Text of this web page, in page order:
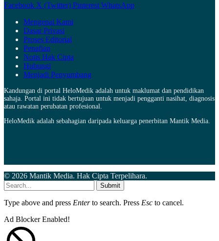
Facebook X (Twitter) Pinterest WhatsApp
Mengenai Kami
Dasar Privasi
Proses Editorial
Penafian
Notis Hak Cipta
Hubungi
Menjadi Penyumbang
Kandungan di portal HeloMedik adalah untuk maklumat dan pendidikan
sahaja. Portal ini tidak bertujuan untuk menjadi pengganti nasihat, diagnosis
atau rawatan perubatan profesional.
HeloMedik adalah sebahagian daripada keluarga penerbitan Mantik Media.
© 2026 Mantik Media. Hak Cipta Terpelihara.
Submit
Type above and press Enterto search. Press Esc to cancel.
Ad Blocker Enabled!